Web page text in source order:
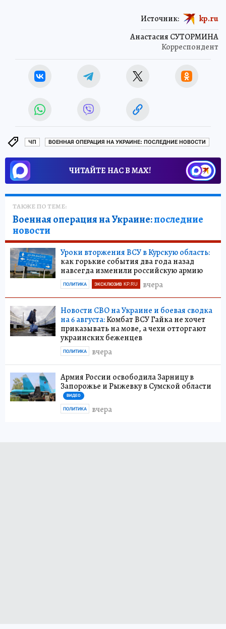
Анастасия СУТОРМИНА
Корреспондент
Источник: kp.ru
ЧП ВОЕННАЯ ОПЕРАЦИЯ НА УКРАИНЕ: ПОСЛЕДНИЕ НОВОСТИ
ЧИТАЙТЕ НАС В МАХ!
ТАКЖЕ ПО ТЕМЕ:
Военная операция на Украине:последние
новости
Уроки вторжения ВСУ в Курскую область:
как горькие события два года назад
навсегда изменили российскую армию
вчера
ПОЛИТИКА ЭКСКЛЮЗИВ KP.RU
Новости СВО на Украине и боевая сводка
на 6 августа:Комбат ВСУ Гайка не хочет
приказывать на мове, а чехи отторгают
украинских беженцев
вчера
ПОЛИТИКА
Армия России освободила Зарницу в
Запорожье и Рыжевку в Сумской области
ВИДЕО
вчера
ПОЛИТИКА